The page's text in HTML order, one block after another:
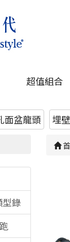
超值組合
面盆龍頭 埋
型錄